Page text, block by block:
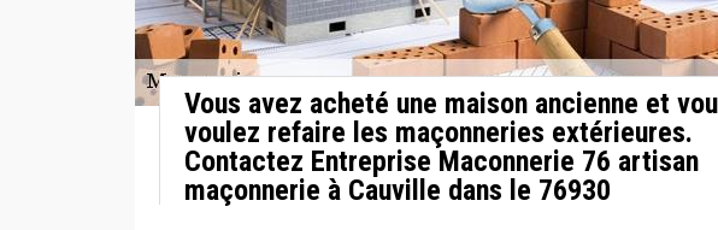
Vous avez acheté une maison ancienne et
voulez refaire les maçonneries extérieures.
Contactez Entreprise Maconnerie 76 artisan
maçonnerie à Cauville dans le 76930